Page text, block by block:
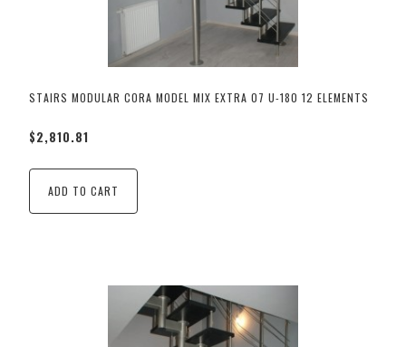
STAIRS MODULAR CORA MODEL MIX EXTRA 07 U-180 12 ELEMENTS
$2,810.81
ADD TO CART